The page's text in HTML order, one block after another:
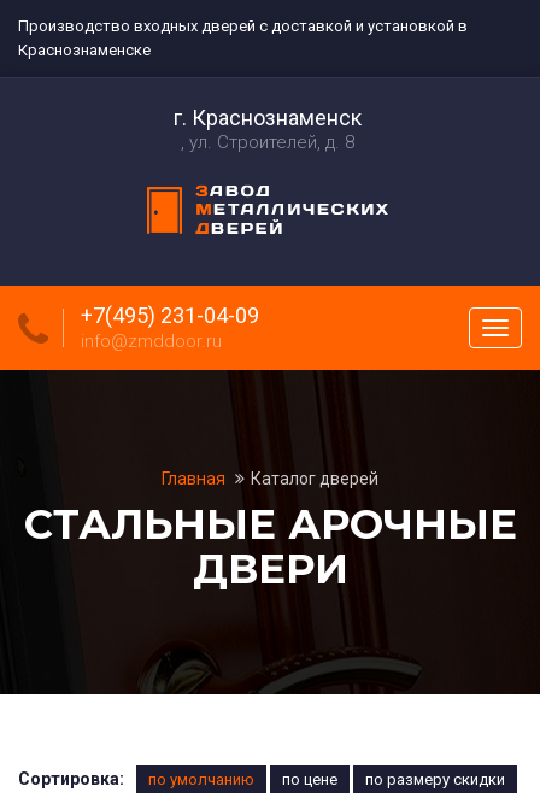
Производство входных дверей с доставкой и установкой в
Краснознаменске
г. Краснознаменск
ул. Строителей, д. 8
меню
+7(495) 231-04-09
info@zmddoor.ru
Главная Каталог дверей
СТАЛЬНЫЕ АРОЧНЫЕ
ДВЕРИ
Сортировка: по умолчанию по цене по размеру скидки